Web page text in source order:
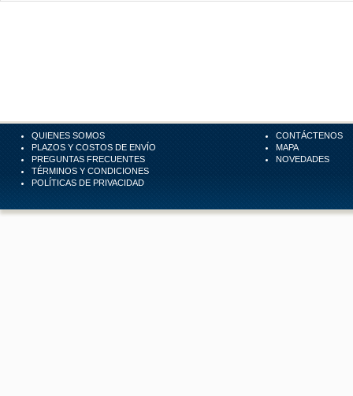
QUIENES SOMOS
PLAZOS Y COSTOS DE ENVÍO
PREGUNTAS FRECUENTES
TÉRMINOS Y CONDICIONES
POLÍTICAS DE PRIVACIDAD
CONTÁCTENOS
MAPA
NOVEDADES